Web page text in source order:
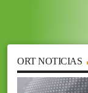
ORT NOTICIAS